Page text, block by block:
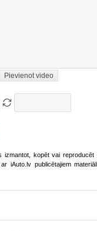
Pievienot video
izmantot, kopēt vai
iAuto.lv publicētajiem